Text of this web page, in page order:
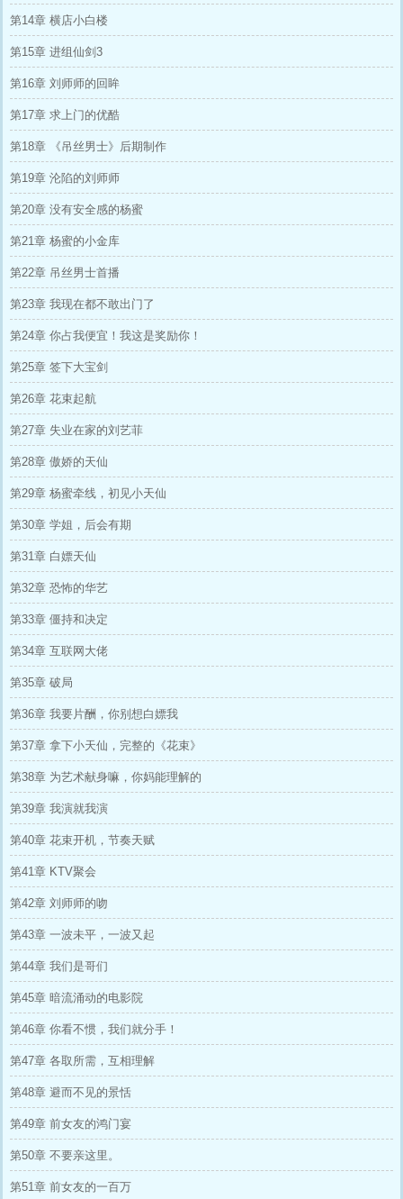
第14章 横店小白楼
第15章 进组仙剑3
第16章 刘师师的回眸
第17章 求上门的优酷
第18章 《吊丝男士》后期制作
第19章 沦陷的刘师师
第20章 没有安全感的杨蜜
第21章 杨蜜的小金库
第22章 吊丝男士首播
第23章 我现在都不敢出门了
第24章 你占我便宜！我这是奖励你！
第25章 签下大宝剑
第26章 花束起航
第27章 失业在家的刘艺菲
第28章 傲娇的天仙
第29章 杨蜜牵线，初见小天仙
第30章 学姐，后会有期
第31章 白嫖天仙
第32章 恐怖的华艺
第33章 僵持和决定
第34章 互联网大佬
第35章 破局
第36章 我要片酬，你别想白嫖我
第37章 拿下小天仙，完整的《花束》
第38章 为艺术献身嘛，你妈能理解的
第39章 我演就我演
第40章 花束开机，节奏天赋
第41章 KTV聚会
第42章 刘师师的吻
第43章 一波未平，一波又起
第44章 我们是哥们
第45章 暗流涌动的电影院
第46章 你看不惯，我们就分手！
第47章 各取所需，互相理解
第48章 避而不见的景恬
第49章 前女友的鸿门宴
第50章 不要亲这里。
第51章 前女友的一百万